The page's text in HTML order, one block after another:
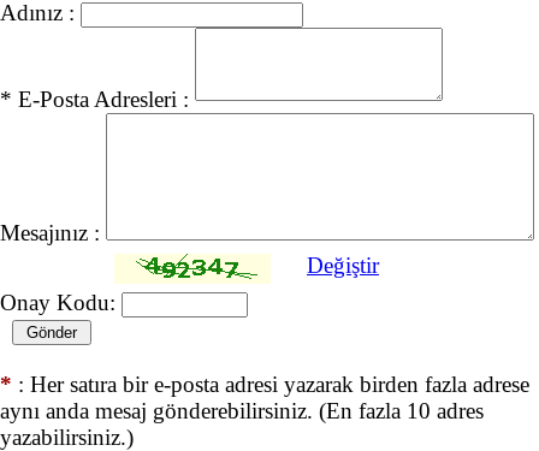
Adınız :
* E-Posta Adresleri :
Mesajınız :
Değiştir
Onay Kodu:
* : Her satıra bir e-posta adresi yazarak birden fazla adrese
aynı anda mesaj gönderebilirsiniz. (En fazla 10 adres
yazabilirsiniz.)